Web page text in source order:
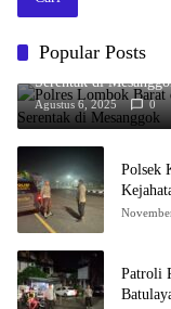
Popular Posts
Polres Lombok Barat
Serentak di
Agustus 6, 2025 0
Polsek
Patroli